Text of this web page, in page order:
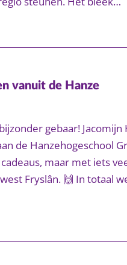
vanuit de Hanze
gebaar!
de Hanzehogeschool
maar met iets
Fryslân. 🙌 In totaal